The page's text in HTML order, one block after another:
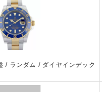
/ ランダム / ダイヤインデック